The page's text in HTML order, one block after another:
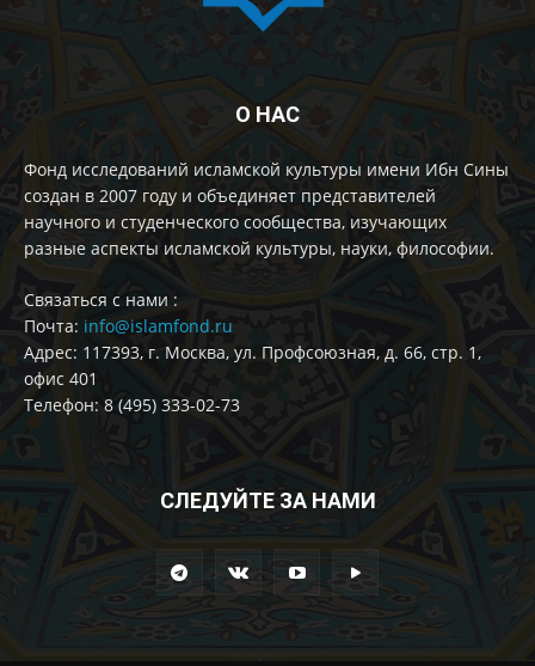
О НАС
Фонд исследований исламской культуры имени Ибн Сины
создан в 2007 году и объединяет представителей
научного и студенческого сообщества, изучающих
разные аспекты исламской культуры, науки, философии.
Cвязаться с нами :
Почта: info@islamfond.ru
Адрес: 117393, г. Москва, ул. Профсоюзная, д. 66, стр. 1,
офис 401
Телефон: 8 (495) 333-02-73
СЛЕДУЙТЕ ЗА НАМИ